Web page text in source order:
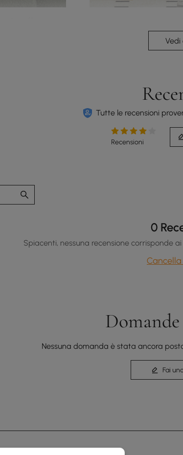
moderno e distintivo
per la seduta quotidiana.
Vedi
Tutte le recensioni
Recensioni
0
Spiacenti, nessuna recensione corrisponde
Nessuna domanda è stata ancora
Fai